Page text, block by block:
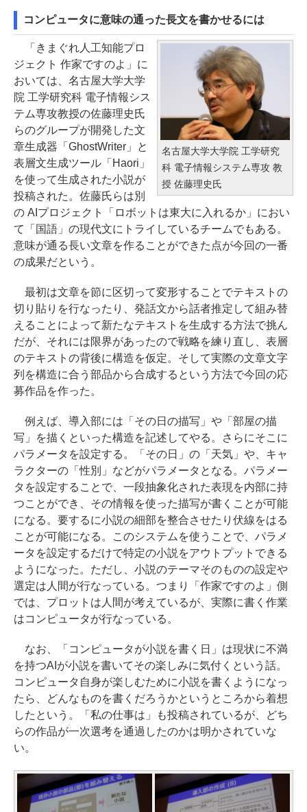
コンピュータに意味の通った長文を書かせるには
名古屋大学大学院 工学研究
科 電子情報システム専攻 教
授 佐藤理史氏
「きまぐれ人工知能プロ
ジェクト 作家ですのよ」に
おいては、名古屋大学大学
院 工学研究科 電子情報シス
テム専攻教授の佐藤理史氏
らのグループが開発した文
章生成器「GhostWriter」と
表層文生成ツール「Haori」
を使って生成された小説が
投稿された。佐藤氏らは別
の AIプロジェクト「ロボットは東大に入れるか」におい
て「国語」の現代文にトライしているチームでもある。
意味が通る長い文章を作ることができた点が今回の一番
の成果だという。
最初は文章を節に区切って変形することでテキストの
切り貼りを行なったり、発話文から話者推定して組み替
えることによって新たなテキストを生成する方法で挑ん
だが、それには限界があったので戦略を練り直し、表層
のテキストの背後に構造を仮定。そして実際の文章文字
列を構造に合う部品から合成するという方法で今回の応
募作品を作った。
例えば、導入部には「その日の描写」や「部屋の描
写」を描くといった構造を記述してやる。さらにそこに
パラメータを設定する。「その日」の「天気」や、キャ
ラクターの「性別」などがパラメータとなる。パラメー
タを設定することで、一段抽象化された表現を内部に持
つことができ、その情報を使った描写が書くことが可能
になる。要するに小説の細部を整合させたり伏線をはる
ことが可能になる。このシステムを使うことで、パラメ
ータを設定するだけで特定の小説をアウトプットできる
ようになった。ただし、小説のテーマそのものの設定や
選定は人間が行なっている。つまり「作家ですのよ」側
では、プロットは人間が考えているが、実際に書く作業
はコンピュータが行なっている。
なお、「コンピュータが小説を書く日」は現状に不満
を持つAIが小説を書いてその楽しみに気付くという話。
コンピュータ自身が楽しむために小説を書くようになっ
たら、どんなものを書くだろうかというところから着想
したという。「私の仕事は」も投稿されているが、どち
らの作品が一次選考を通過したのかは明かされていな
い。